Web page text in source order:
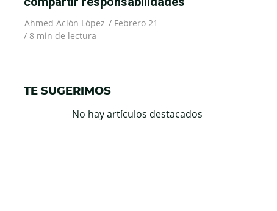
Ahmed Ación López /Febrero 21
/ 8 min de lectura
TE SUGERIMOS
No hay artículos destacados